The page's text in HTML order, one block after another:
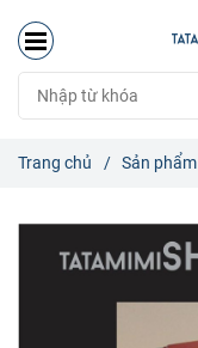
Trang chủ / Sản phẩm